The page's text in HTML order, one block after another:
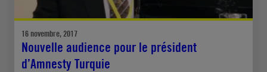
16 novembre, 2017
Nouvelle audience pour le président
d’Amnesty Turquie